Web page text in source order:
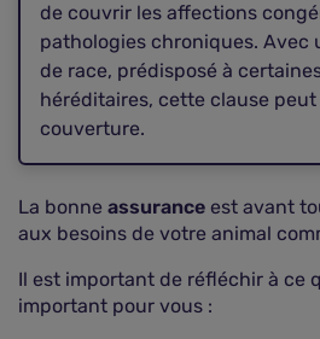
de couvrir les affections
pathologies chroniques. Avec
de race, prédisposé à
héréditaires, cette clause
couverture.
La bonne assurance est avant
aux besoins de votre animal
Il est important de réfléchir à ce
important pour vous :